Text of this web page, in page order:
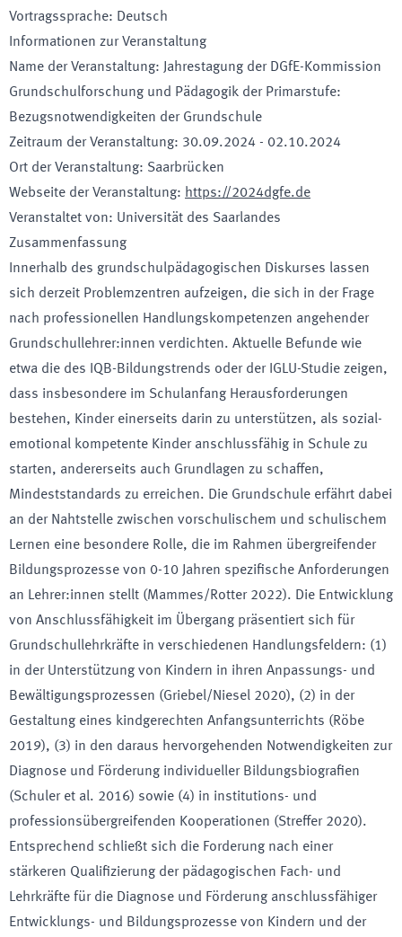
Vortragssprache: Deutsch
Informationen zur Veranstaltung
Name der Veranstaltung:
Jahrestagung der DGfE-Kommission
Grundschulforschung und Pädagogik der Primarstufe:
Bezugsnotwendigkeiten der Grundschule
Zeitraum der Veranstaltung: 30.09.2024 - 02.10.2024
Ort der Veranstaltung: Saarbrücken
Webseite der Veranstaltung: https://2024dgfe.de
Veranstaltet von: Universität des Saarlandes
Zusammenfassung
Innerhalb des grundschulpädagogischen Diskurses lassen
sich derzeit Problemzentren aufzeigen, die sich in der Frage
nach professionellen Handlungskompetenzen angehender
Grundschullehrer:innen verdichten. Aktuelle Befunde wie
etwa die des IQB-Bildungstrends oder der IGLU-Studie zeigen,
dass insbesondere im Schulanfang Herausforderungen
bestehen, Kinder einerseits darin zu unterstützen, als sozial-
emotional kompetente Kinder anschlussfähig in Schule zu
starten, andererseits auch Grundlagen zu schaffen,
Mindeststandards zu erreichen. Die Grundschule erfährt dabei
an der Nahtstelle zwischen vorschulischem und schulischem
Lernen eine besondere Rolle, die im Rahmen übergreifender
Bildungsprozesse von 0-10 Jahren spezifische Anforderungen
an Lehrer:innen stellt (Mammes/Rotter 2022). Die Entwicklung
von Anschlussfähigkeit im Übergang präsentiert sich für
Grundschullehrkräfte in verschiedenen Handlungsfeldern: (1)
in der Unterstützung von Kindern in ihren Anpassungs- und
Bewältigungsprozessen (Griebel/Niesel 2020), (2) in der
Gestaltung eines kindgerechten Anfangsunterrichts (Röbe
2019), (3) in den daraus hervorgehenden Notwendigkeiten zur
Diagnose und Förderung individueller Bildungsbiografien
(Schuler et al. 2016) sowie (4) in institutions- und
professionsübergreifenden Kooperationen (Streffer 2020).
Entsprechend schließt sich die Forderung nach einer
stärkeren Qualifizierung der pädagogischen Fach- und
Lehrkräfte für die Diagnose und Förderung anschlussfähiger
Entwicklungs- und Bildungsprozesse von Kindern und der